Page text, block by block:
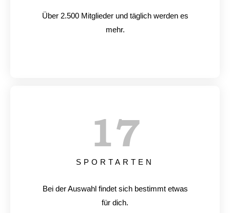
Über 2.500 Mitglieder und täglich werden es
mehr.
SPORTARTEN
17
Bei der Auswahl findet sich bestimmt etwas
für dich.